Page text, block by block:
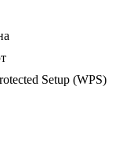
Setup (WPS)